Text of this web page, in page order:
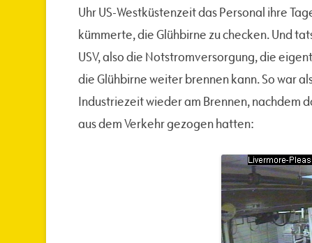
Uhr US-Westküstenzeit das Personal ihre
kümmerte, die Glühbirne zu checken. Und
USV, also die Notstromversorgung, die
die Glühbirne weiter brennen kann. So war
Industriezeit wieder am Brennen, nachdem
aus dem Verkehr gezogen hatten: